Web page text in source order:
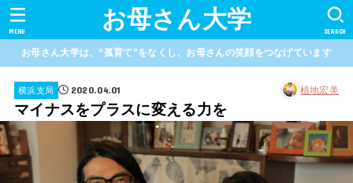
お母さん大学 SEARCH
MENU
お母さん大学は、“孤育て”をなくし、お母さんの笑顔をつなげています
横浜支局 2020.04.01 植地宏美
マイナスをプラスに変える力を